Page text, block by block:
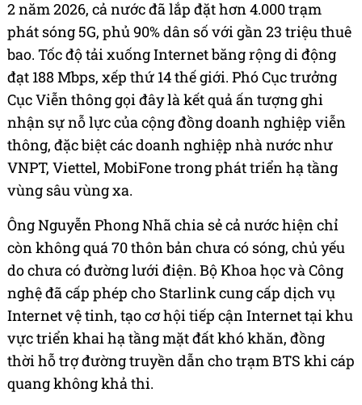
2 năm 2026, cả nước đã lắp đặt hơn 4.000 trạm
phát sóng 5G, phủ 90% dân số với gần 23 triệu thuê
bao. Tốc độ tải xuống Internet băng rộng di động
đạt 188 Mbps, xếp thứ 14 thế giới. Phó Cục trưởng
Cục Viễn thông gọi đây là kết quả ấn tượng ghi
nhận sự nỗ lực của cộng đồng doanh nghiệp viễn
thông, đặc biệt các doanh nghiệp nhà nước như
VNPT, Viettel, MobiFone trong phát triển hạ tầng
vùng sâu vùng xa.
Ông Nguyễn Phong Nhã chia sẻ cả nước hiện chỉ
còn không quá 70 thôn bản chưa có sóng, chủ yếu
do chưa có đường lưới điện. Bộ Khoa học và Công
nghệ đã cấp phép cho Starlink cung cấp dịch vụ
Internet vệ tinh, tạo cơ hội tiếp cận Internet tại khu
vực triển khai hạ tầng mặt đất khó khăn, đồng
thời hỗ trợ đường truyền dẫn cho trạm BTS khi cáp
quang không khả thi.